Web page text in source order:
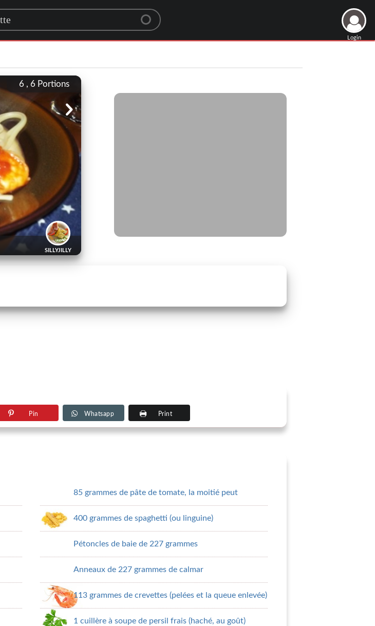
Login
6 , 6 Portions
SILLYJILLY
Pin Whatsapp Print
85 grammes de pâte de tomate, la moitié peut
400 grammes de spaghetti (ou linguine)
Pétoncles de baie de 227 grammes
Anneaux de 227 grammes de calmar
113 grammes de crevettes (pelées et la queue enlevée)
1 cuillère à soupe de persil frais (haché, au goût)